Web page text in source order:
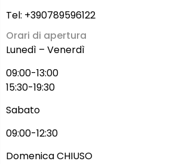
Tel: +390789596122
Orari di apertura
Lunedì – Venerdì
09:00-13:00
15:30-19:30
Sabato
09:00-12:30
Domenica CHIUSO